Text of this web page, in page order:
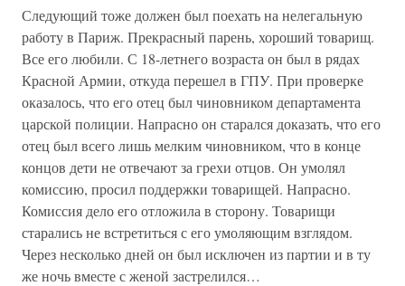
Следующий тоже должен был поехать на нелегальную
работу в Париж. Прекрасный парень, хороший товарищ.
Все его любили. С 18-летнего возраста он был в рядах
Красной Армии, откуда перешел в ГПУ. При проверке
оказалось, что его отец был чиновником департамента
царской полиции. Напрасно он старался доказать, что его
отец был всего лишь мелким чиновником, что в конце
концов дети не отвечают за грехи отцов. Он умолял
комиссию, просил поддержки товарищей. Напрасно.
Комиссия дело его отложила в сторону. Товарищи
старались не встретиться с его умоляющим взглядом.
Через несколько дней он был исключен из партии и в ту
же ночь вместе с женой застрелился…